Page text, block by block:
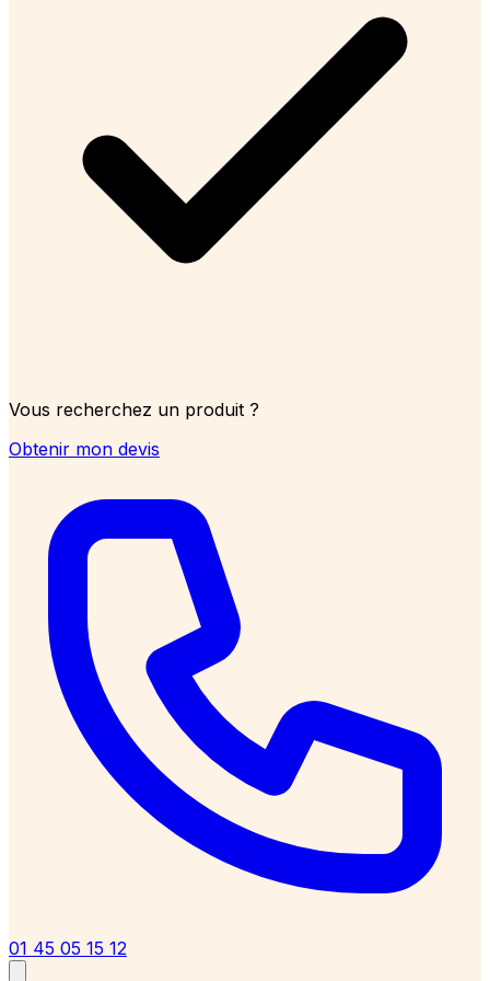
Vous recherchez un produit ?
Obtenir mon devis
01 45 05 15 12